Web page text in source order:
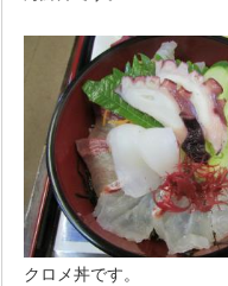
クロメ丼です。